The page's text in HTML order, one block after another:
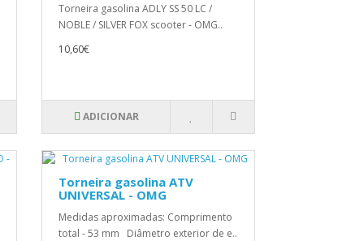
Torneira gasolina ADLY SS 50 LC /
NOBLE / SILVER FOX scooter - OMG..
10,60€
ADICIONAR
Torneira gasolina ATV
UNIVERSAL - OMG
Medidas aproximadas: Comprimento
total - 53 mm Diâmetro exterior de e..